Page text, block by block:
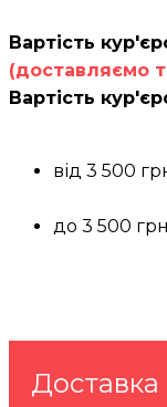
Вартість
(доставляємо
Вартість
від 3 500
до 3 500
Доставка